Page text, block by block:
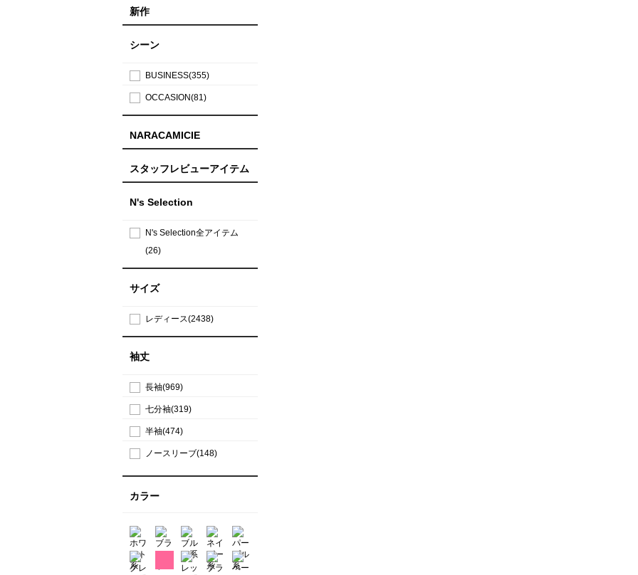
新作
シーン
BUSINESS(355)
OCCASION(81)
NARACAMICIE
スタッフレビューアイテム
N's Selection
N's Selection全アイテム
(26)
サイズ
レディース(2438)
袖丈
長袖(969)
七分袖(319)
半袖(474)
ノースリーブ(148)
カラー